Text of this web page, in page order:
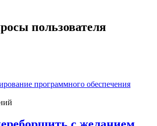
пользователя
программного обеспечения